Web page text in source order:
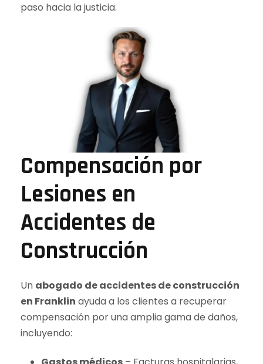
paso hacia la justicia.
Compensación por
Lesiones en
Accidentes de
Construcción
Un abogado de accidentes de construcción
en Franklin ayuda a los clientes a recuperar
compensación por una amplia gama de daños,
incluyendo: